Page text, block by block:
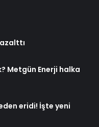
Metgün Enerji halka
eridi! İşte yeni